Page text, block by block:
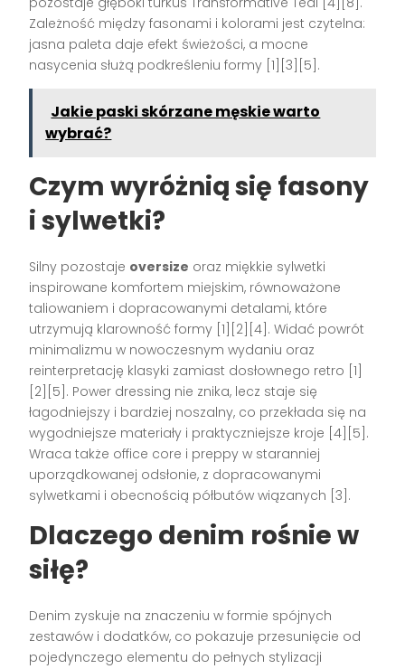
Zależność między fasonami i kolorami jest czytelna:
jasna paleta daje efekt świeżości, a mocne
nasycenia służą podkreśleniu formy [1][3][5].
Jakie paski skórzane męskie warto
wybrać?
Czym wyróżnią się fasony
i sylwetki?
Silny pozostaje oversize oraz miękkie sylwetki
inspirowane komfortem miejskim, równoważone
taliowaniem i dopracowanymi detalami, które
utrzymują klarowność formy [1][2][4]. Widać powrót
minimalizmu w nowoczesnym wydaniu oraz
reinterpretację klasyki zamiast dosłownego retro [1]
[2][5]. Power dressing nie znika, lecz staje się
łagodniejszy i bardziej noszalny, co przekłada się na
wygodniejsze materiały i praktyczniejsze kroje [4][5].
Wraca także office core i preppy w staranniej
uporządkowanej odsłonie, z dopracowanymi
sylwetkami i obecnością półbutów wiązanych [3].
Dlaczego denim rośnie w
siłę?
Denim zyskuje na znaczeniu w formie spójnych
zestawów i dodatków, co pokazuje przesunięcie od
pojedynczego elementu do pełnych stylizacji